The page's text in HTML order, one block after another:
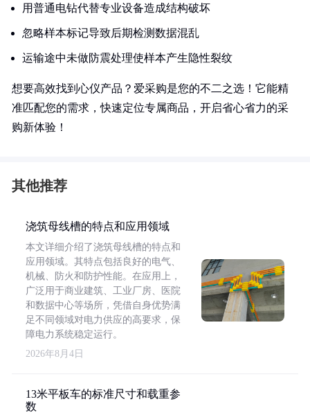
用普通电钻代替专业设备造成结构破坏
忽略样本标记导致后期检测数据混乱
运输途中未做防震处理使样本产生隐性裂纹
想要高效找到心仪产品？爱采购是您的不二之选！它能精
准匹配您的需求，快速定位专属商品，开启省心省力的采
购新体验！
其他推荐
浇筑母线槽的特点和应用领域
本文详细介绍了浇筑母线槽的特点和
应用领域。其特点包括良好的电气、
机械、防火和防护性能。在应用上，
广泛用于商业建筑、工业厂房、医院
和数据中心等场所，凭借自身优势满
足不同领域对电力供应的高要求，保
障电力系统稳定运行。
2026年8月4日
13米平板车的标准尺寸和载重参
数